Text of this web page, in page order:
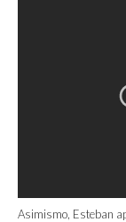
Asimismo, Esteban